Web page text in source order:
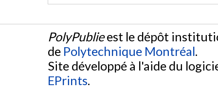
PolyPublieest le dépôt
de Polytechnique Montréal.
Site développé à l'aide du
EPrints.